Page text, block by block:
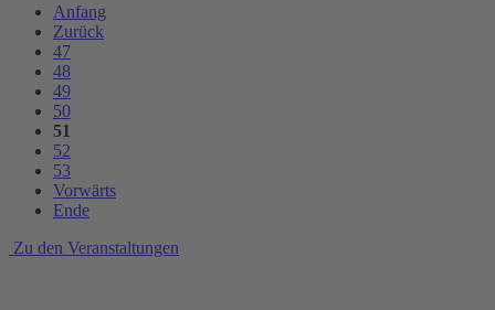
Anfang
Zurück
47
48
49
50
51
52
53
Vorwärts
Ende
Zu den Veranstaltungen